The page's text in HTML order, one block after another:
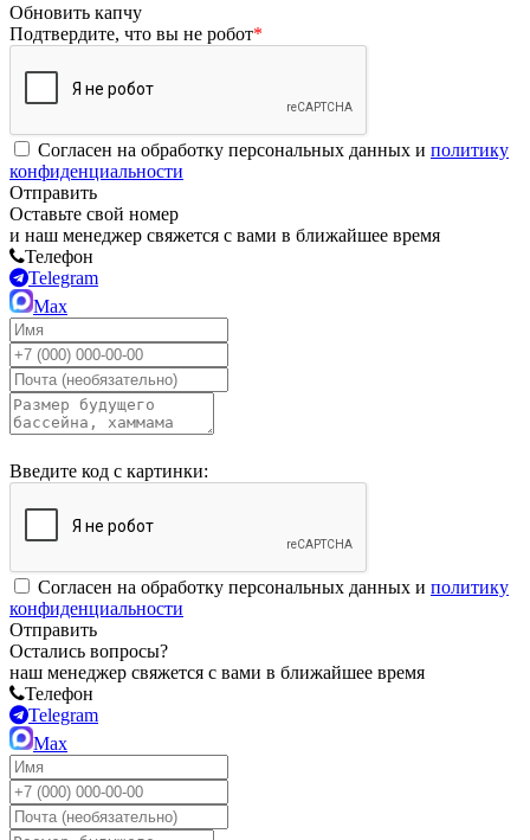
Обновить капчу
Подтвердите, что вы не робот*
Согласен на обработку персональных данных и политику
конфиденциальности
Отправить
Оставьте свой номер
и наш менеджер свяжется с вами в ближайшее время
Телефон
Telegram
Max
Введите код с картинки:
Согласен на обработку персональных данных и политику
конфиденциальности
Отправить
Остались вопросы?
наш менеджер свяжется с вами в ближайшее время
Телефон
Telegram
Max